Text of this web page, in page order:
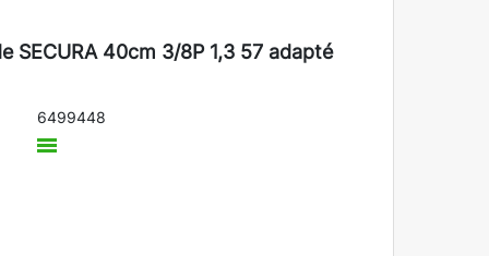
SECURA 40cm 3/8P 1,3 57 adapté
6499448